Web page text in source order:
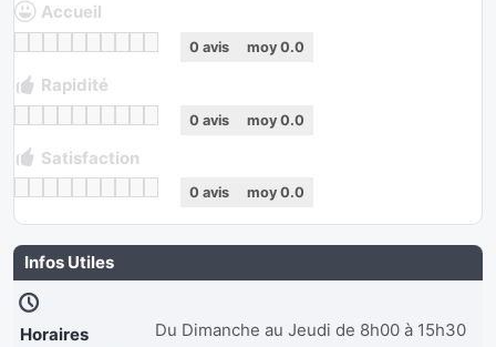
Accueil
0 avis moy 0.0
Rapidité
0 avis moy 0.0
Satisfaction
0 avis moy 0.0
Infos Utiles
Horaires
Du Dimanche au Jeudi de 8h00 à 15h30